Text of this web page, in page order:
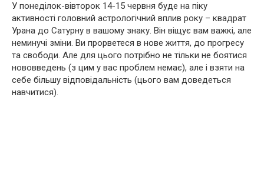
У понеділок-вівторок 14-15 червня буде на піку
активності головний астрологічний вплив року – квадрат
Урана до Сатурну в вашому знаку. Він віщує вам важкі, але
неминучі зміни. Ви прорветеся в нове життя, до прогресу
та свободи. Але для цього потрібно не тільки не боятися
нововведень (з цим у вас проблем немає), але і взяти на
себе більшу відповідальність (цього вам доведеться
навчитися).